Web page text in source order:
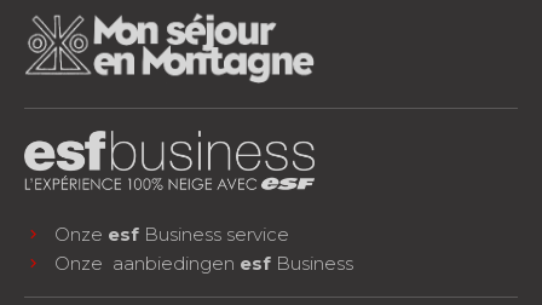
Onze esf Business service
Onze aanbiedingen esf Business